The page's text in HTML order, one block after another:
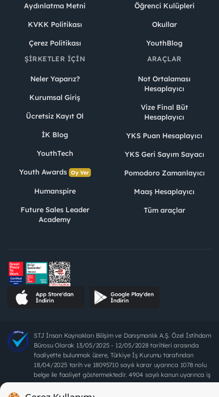
Aydınlatma Metni
KVKK Politikası
Çerez Politikası
Öğrenci Kulüpleri
Okullar
YouthBlog
ŞIRKETLER İÇIN
Neler Yaparız?
Kurumsal Giriş
Ücretsiz Kayıt Ol
İK Blog
YouthTech
Youth Awards Oy Ver
Humanspire
Future Sales Leader
Academy
ARAÇLAR
Not Ortalaması
Hesaplayıcı
Vize Final Büt
Hesaplayıcı
YKS Puan Hesaplayıcı
YKS Geri Sayım Sayacı
Pomodoro Zamanlayıcı
Maaş Hesaplayıcı
Tüm araçlar
STJ İnsan Kaynakları Bilişim ve Danışmanlık A.Ş. Özel İstihdam
Bürosu Olarak 13/05/2025 - 12/05/2028 tarihleri arasında
faaliyette bulunmak üzere, Türkiye İş Kurumu tarafından
18/04/2025 tarih ve 18095710 sayılı karar uyarınca 1078 nolu
belge ile faaliyet göstermektedir. 4904 sayılı kanun uyarınca iş
arayanlardan ücret alınması yasaktır.